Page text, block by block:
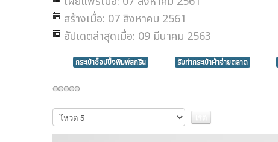
สร้างเมื่อ: 07 สิงหาคม 2561
อัปเดตล่าสุดเมื่อ: 09 มีนาคม 2563
กระเป๋าช็อปปิ้งพิมพ์สกรีน รับทำกระเป๋าผ้าจ่ายตลาด
กรุณา
ให้
คะแนน